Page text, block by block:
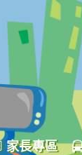
家長專區